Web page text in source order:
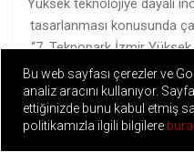
Yüksek teknolojiye dayalı
tasarlanması konusunda
“7. Teknopark İzmir
Bu web sayfası çerezler ve
analiz aracını kullanıyor.
ettiğinizde bunu kabul etmiş
politikamızla ilgili bilgilere